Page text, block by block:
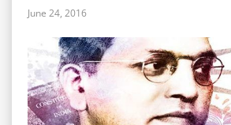
June 24, 2016